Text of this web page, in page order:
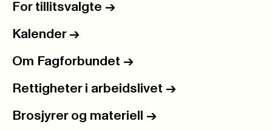
For tillitsvalgte ->
Kalender ->
Om Fagforbundet ->
Rettigheter i arbeidslivet ->
Brosjyrer og materiell ->